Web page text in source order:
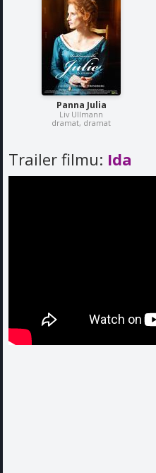
Panna Julia
Liv Ullmann
dramat, dramat
Trailer filmu: Ida